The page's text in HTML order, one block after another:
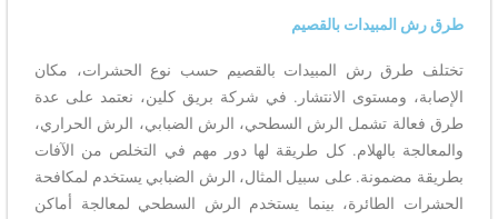
طرق رش المبيدات بالقصيم
تختلف طرق رش المبيدات بالقصيم حسب نوع الحشرات، مكان
الإصابة، ومستوى الانتشار. في شركة بريق كلين، نعتمد على عدة
طرق فعالة تشمل الرش السطحي، الرش الضبابي، الرش الحراري،
والمعالجة بالهلام. كل طريقة لها دور مهم في التخلص من الآفات
بطريقة مضمونة. على سبيل المثال، الرش الضبابي يستخدم لمكافحة
الحشرات الطائرة، بينما يستخدم الرش السطحي لمعالجة أماكن